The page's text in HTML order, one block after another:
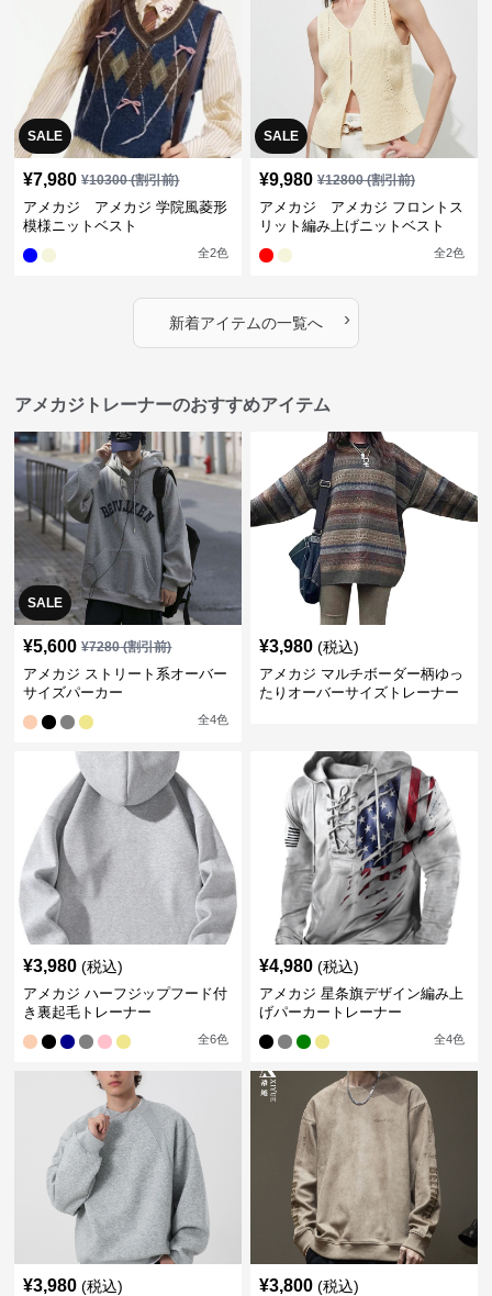
SALE
¥7,980 ¥10300(割引前)
アメカジ アメカジ 学院風菱形
模様ニットベスト
全2色
SALE
¥9,980 ¥12800(割引前)
アメカジ アメカジ フロントス
リット編み上げニットベスト
全2色
新着アイテムの一覧へ ›
アメカジトレーナーのおすすめアイテム
SALE
¥5,600 ¥7280(割引前)
アメカジ ストリート系オーバー
サイズパーカー
全4色
¥3,980 (税込)
アメカジ マルチボーダー柄ゆっ
たりオーバーサイズトレーナー
¥3,980 (税込)
アメカジ ハーフジップフード付
き裏起毛トレーナー
全6色
¥4,980 (税込)
アメカジ 星条旗デザイン編み上
げパーカートレーナー
全4色
¥3,980 (税込) ¥3,800 (税込)